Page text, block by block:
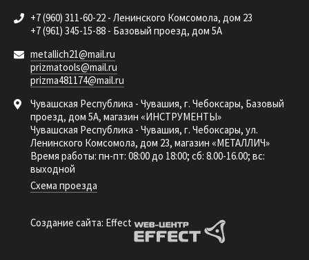
+7 (960) 311-60-22 - Ленинского Комсомола, дом 23
+7 (961) 345-15-88 - Базовый проезд, дом 5А
metallich21@mail.ru
prizmatools@mail.ru
prizma481174@mail.ru
Чувашская Республика - Чувашия, г. Чебоксары, Базовый
проезд, дом 5А, магазин «ИНСТРУМЕНТЫ»
Чувашская Республика - Чувашия, г. Чебоксары, ул.
Ленинского Комсомола, дом 23, магазин «МЕТАЛЛИЧ»
Время работы: пн-пт: 08:00 до 18:00; сб: 8.00-16.00; вс:
выходной
Схема проезда
Создание сайта: Effect